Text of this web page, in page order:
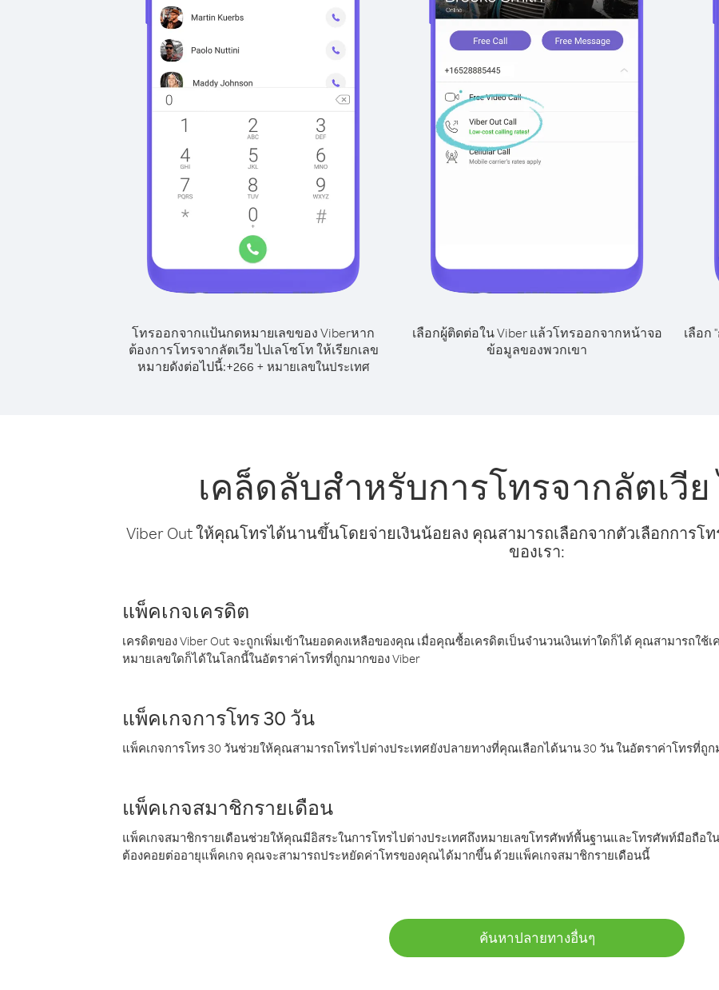
โทรออกจากแป้นกดหมายเลขของ Viberหาก
ต้องการโทรจากลัตเวีย ไปเลโซโท ให้เรียกเลข
หมายดังต่อไปนี้:+266 + หมายเลขในประเทศ
เลือกผู้ติดต่อใน Viber แล้วโทรออกจากหน้าจอ
ข้อมูลของพวกเขา
เลือก
เคล็ดลับสำหรับการโทรจากลัตเวีย
Viber Out ให้คุณโทรได้นานขึ้นโดยจ่ายเงินน้อยลง คุณสามารถเลือกจากตัวเลือกการโ
ของเรา:
แพ็คเกจเครดิต
เครดิตของ Viber Out จะถูกเพิ่มเข้าในยอดคงเหลือของคุณ เมื่อคุณซื้อเครดิตเป็นจำนวนเงินเท่าใดก็ได้ คุณสามารถใช้
หมายเลขใดก็ได้ในโลกนี้ในอัตราค่าโทรที่ถูกมากของ Viber
แพ็คเกจการโทร 30 วัน
แพ็คเกจการโทร 30 วันช่วยให้คุณสามารถโทรไปต่างประเทศยังปลายทางที่คุณเลือกได้นาน 30 วัน ในอัตราค่าโทรที่ถูก
แพ็คเกจสมาชิกรายเดือน
แพ็คเกจสมาชิกรายเดือนช่วยให้คุณมีอิสระในการโทรไปต่างประเทศถึงหมายเลขโทรศัพท์พื้นฐานและโทรศัพท์มือถือ
ต้องคอยต่ออายุแพ็คเกจ คุณจะสามารถประหยัดค่าโทรของคุณได้มากขึ้น ด้วยแพ็คเกจสมาชิกรายเดือนนี้
ค้นหาปลายทางอื่นๆ